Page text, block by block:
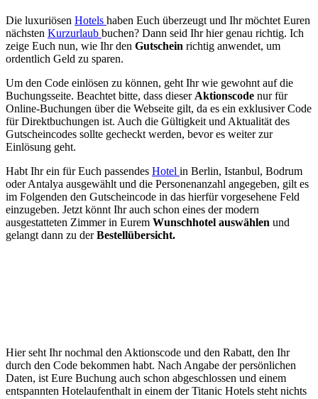
Die luxuriösen Hotels haben Euch überzeugt und Ihr möchtet Euren
nächsten Kurzurlaub buchen? Dann seid Ihr hier genau richtig. Ich
zeige Euch nun, wie Ihr den Gutschein richtig anwendet, um
ordentlich Geld zu sparen.
Um den Code einlösen zu können, geht Ihr wie gewohnt auf die
Buchungsseite. Beachtet bitte, dass dieser Aktionscode nur für
Online-Buchungen über die Webseite gilt, da es ein exklusiver Code
für Direktbuchungen ist. Auch die Gültigkeit und Aktualität des
Gutscheincodes sollte gecheckt werden, bevor es weiter zur
Einlösung geht.
Habt Ihr ein für Euch passendes Hotel in Berlin, Istanbul, Bodrum
oder Antalya ausgewählt und die Personenanzahl angegeben, gilt es
im Folgenden den Gutscheincode in das hierfür vorgesehene Feld
einzugeben. Jetzt könnt Ihr auch schon eines der modern
ausgestatteten Zimmer in Eurem Wunschhotel auswählen und
gelangt dann zu derBestellübersicht.
Hier seht Ihr nochmal den Aktionscode und den Rabatt, den Ihr
durch den Code bekommen habt. Nach Angabe der persönlichen
Daten, ist Eure Buchung auch schon abgeschlossen und einem
entspannten Hotelaufenthalt in einem der Titanic Hotels steht nichts